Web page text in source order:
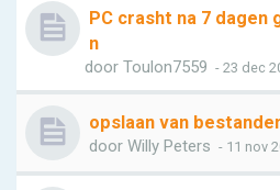
PC crasht na 7 dagen
n
door Toulon7559 - 23 dec
opslaan van
door Willy Peters - 11 nov